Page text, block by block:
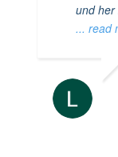
und her
... read